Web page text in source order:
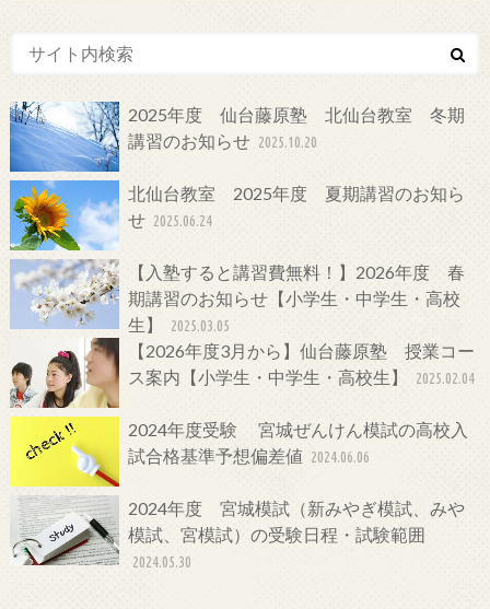
2025年度 仙台藤原塾 北仙台教室 冬期
講習のお知らせ 2025.10.20
北仙台教室 2025年度 夏期講習のお知ら
せ 2025.06.24
【入塾すると講習費無料！】2026年度 春
期講習のお知らせ【小学生・中学生・高校
生】
2025.03.05
【2026年度3月から】仙台藤原塾 授業コー
ス案内【小学生・中学生・高校生】
2025.02.04
2024年度受験 宮城ぜんけん模試の高校入
試合格基準予想偏差値 2024.06.06
2024年度 宮城模試（新みやぎ模試、みや
模試、宮模試）の受験日程・試験範囲
2024.05.30